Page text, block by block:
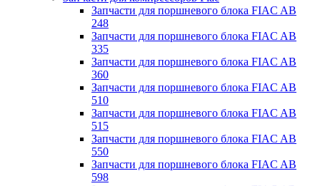
Запчасти для поршневого блока FIAC AB
248
Запчасти для поршневого блока FIAC AB
335
Запчасти для поршневого блока FIAC AB
360
Запчасти для поршневого блока FIAC AB
510
Запчасти для поршневого блока FIAC AB
515
Запчасти для поршневого блока FIAC AB
550
Запчасти для поршневого блока FIAC AB
598